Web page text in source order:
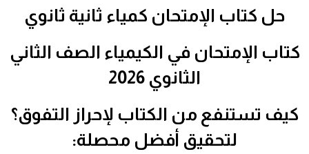
حل كتاب الإمتحان كمياء ثانية ثانوي
كتاب الإمتحان في الكيمياء الصف الثاني
الثانوي 2026
كيف تستنفع من الكتاب لإحراز التفوق؟
لتحقيق أفضل محصلة: